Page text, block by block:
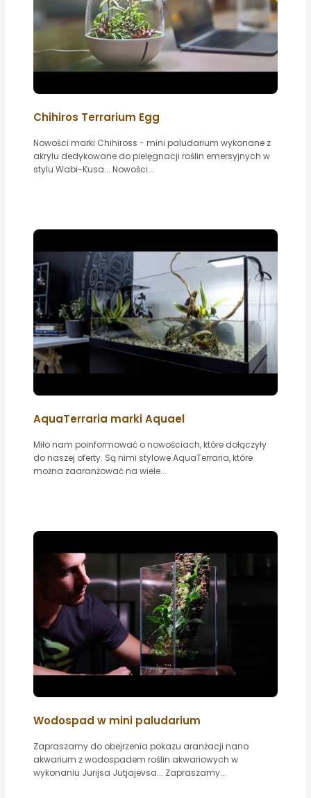
Chihiros Terrarium Egg
Nowości marki Chihiross - mini paludarium wykonane z
akrylu dedykowane do pielęgnacji roślin emersyjnych w
stylu Wabi-Kusa... Nowości...
AquaTerraria marki Aquael
Miło nam poinformować o nowościach, które dołączyły
do naszej oferty. Są nimi stylowe AquaTerraria, które
można zaaranżować na wiele...
Wodospad w mini paludarium
Zapraszamy do obejrzenia pokazu aranżacji nano
akwarium z wodospadem roślin akwariowych w
wykonaniu Jurijsa Jutjajevsa... Zapraszamy...